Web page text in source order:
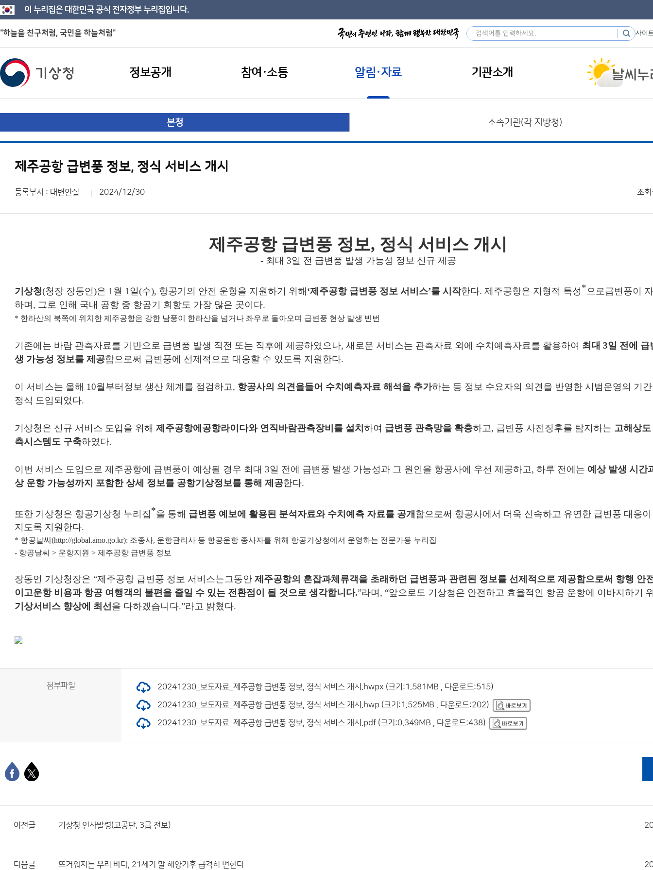
이 누리집은 대한민국 공식 전자정부 누리집입니다.
"하늘을 친구처럼, 국민을 하늘처럼" 사이
정보공개 참여·소통 알림·자료 기관소개
본청 소속기관(각 지방청)
제주공항 급변풍 정보, 정식 서비스 개시
등록부서 : 대변인실 2024/12/30 조회
제주공항 급변풍 정보, 정식 서비스 개시
- 최대 3일 전 급변풍 발생 가능성 정보 신규 제공
기상청(청장 장동언)은 1 월 1 일(수), 항공기의 안전 운항을 지원하기 위해‘제주공항 급변풍 정보 서비스’를 시작한다. 제주공항은 지형적 특성*으로급변풍이
하며, 그로 인해 국내 공항 중 항공기 회항도 가장 많은 곳이다.
* 한라산의 북쪽에 위치한 제주공항은 강한 남풍이 한라산을 넘거나 좌우로 돌아오며 급변풍 현상 발생 빈번
기존에는 바람 관측자료를 기반으로 급변풍 발생 직전 또는 직후에 제공하였으나, 새로운 서비스는 관측자료 외에 수치예측자료를 활용하여 최대 3일 전에 급
생 가능성 정보를 제공함으로써 급변풍에 선제적으로 대응할 수 있도록 지원한다.
이 서비스는 올해 10월부터정보 생산 체계를 점검하고, 항공사의 의견을들어 수치예측자료 해석을 추가하는 등 정보 수요자의 의견을 반영한 시범운영의 기
정식 도입되었다.
기상청은 신규 서비스 도입을 위해 제주공항에 공항라이다와 연직바람관측장비를 설치 하여 급변풍 관측망을 확충하고, 급변풍 사전징후를 탐지하는 고해상
측시스템도 구축하였다.
이번 서비스 도입으로 제주공항에 급변풍이 예상될 경우 최대 3일 전에 급변풍 발생 가능성과 그 원인을 항공사에 우선 제공하고, 하루 전에는 예상 발생 시간
상 운항 가능성까지 포함한 상세 정보를 공항기상정보를 통해 제공한다.
또한 기상청은 항공기상청 누리집*을 통해 급변풍 예보에 활용된 분석 자료와 수치예측 자료를 공개 함으로써 항공사에서 더욱 신속하고 유연한 급변풍 대응
지도록 지원한다.
* 항공날씨 (http://global.amo.go.kr): 조종사, 운항관리사 등 항공운항 종사자를 위해 항공기상청에서 운영하는 전문가용 누리집
- 항공날씨 > 운항지원 > 제주공항 급변풍 정보
장동언 기상청장은 “제주공항 급변풍 정보 서비스는그동안 제주공항의 혼잡과체류객을 초래하던 급변풍과 관련된 정보를 선제적으로 제공함으로써 항행 안
이고운항 비용과 항공 여행객의 불편을 줄일 수 있는 전환점이 될 것으로 생각합니다.”라며 , “앞으로도 기상청은 안전하고 효율적인 항공 운항에 이바지하기
기상서비스 향상에 최선을 다하겠습니다.”라고 밝혔다.
첨부파일 20241230_보도자료_제주공항 급변풍 정보, 정식 서비스 개시.hwpx (크기:1.581MB , 다운로드:515)
20241230_보도자료_제주공항 급변풍 정보, 정식 서비스 개시.hwp (크기:1.525MB , 다운로드:202)
20241230_보도자료_제주공항 급변풍 정보, 정식 서비스 개시.pdf (크기:0.349MB , 다운로드:438)
이전글 기상청 인사발령(고공단, 3급 전보)
다음글 뜨거워지는 우리 바다, 21세기 말 해양기후 급격히 변한다